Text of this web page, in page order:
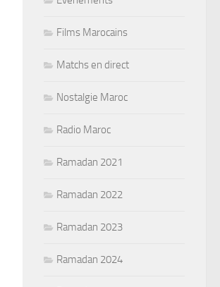
Films Marocains
Matchs en direct
Nostalgie Maroc
Radio Maroc
Ramadan 2021
Ramadan 2022
Ramadan 2023
Ramadan 2024